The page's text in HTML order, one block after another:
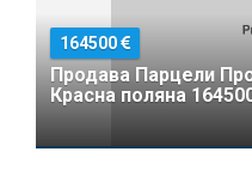
164500
Продава Парцели
Красна поляна